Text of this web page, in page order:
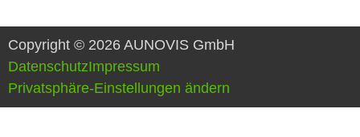
Copyright © 2026 AUNOVIS GmbH
DatenschutzImpressum
Privatsphäre-Einstellungen ändern